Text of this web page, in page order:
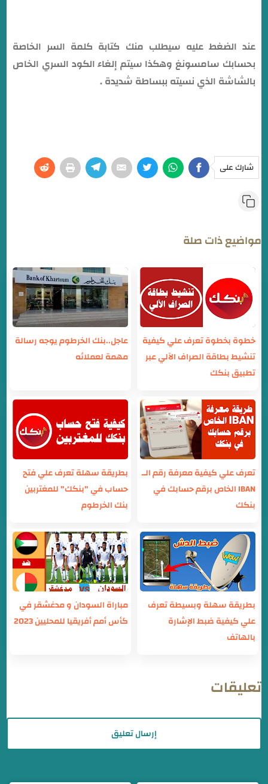
عند الضغط عليه سيطلب منك كتابة كلمة السر الخاصة
بحسابك سامسونغ وهكذا سيتم إلغاء الكود السري الخاص
بالشاشة الذي نسيته ببساطة شديدة .
شارك على
مواضيع ذات صلة
خطوة بخطوة تعرف علي كيفية
تنشيط بطاقة الصراف الآلي عبر
تطبيق بنكك
عاجل..بنك الخرطوم يوجه رسالة
مهمة لعملائه
تعرف علي كيفية معرفة رقم الــ
IBAN الخاص برقم حسابك في
بنكك
بطريقة سهلة تعرف علي فتح
حساب في "بنكك" للمغتربين
بنك الخرطوم
بطريقة سهلة وبسيطة تعرف
علي كيفية ضبط الإشارة
بالهاتف
مباراة السودان و مدغشقر في
كأس أمم أفريقيا للمحليين 2023
تعليقات
إرسال تعليق